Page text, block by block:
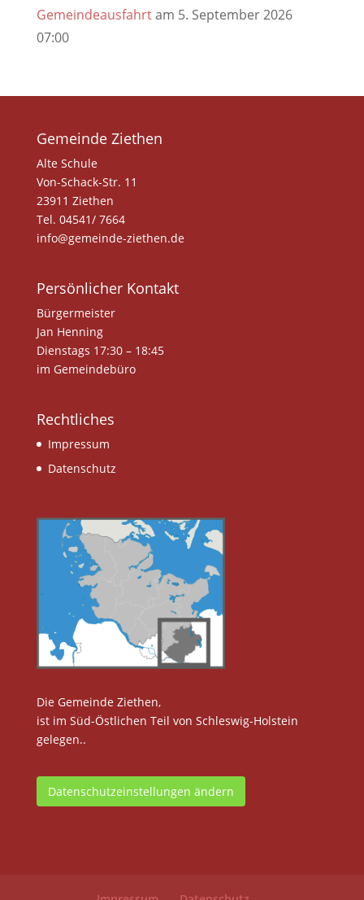
Gemeindeausfahrtam 5. September 2026
07:00
Gemeinde Ziethen
Alte Schule
Von-Schack-Str. 11
23911 Ziethen
Tel. 04541/ 7664
info@gemeinde-ziethen.de
Persönlicher Kontakt
Bürgermeister
Jan Henning
Dienstags 17:30 – 18:45
im Gemeindebüro
Rechtliches
Impressum
Datenschutz
Die Gemeinde Ziethen,
ist im Süd-Östlichen Teil von Schleswig-Holstein
gelegen..
Datenschutzeinstellungen ändern